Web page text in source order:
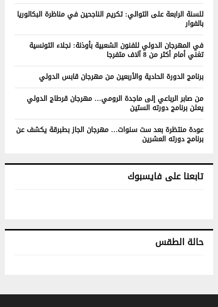
للسنة الرابعة على التوالي: تكريم الناجحين في مناظرة البكالوريا
بالفوار
في المهرجان الدولي للفنون الشعبية بأوذنة: نجلاء التونسية
تغني أمام أكثر من 8 آلاف متفرجا
برنامج الدورة الحادية والأربعين من مهرجان قابس الدولي
من صابر الرباعي إلى ماجدة الرومي… مهرجان قرطاج الدولي
يعلن برنامج دورته الستين
عودة منتظرة بعد ست سنوات… مهرجان الجاز بطبرقة يكشف عن
برنامج دورته العشرين
تابعنا على فايسبوك
حالة الطقس